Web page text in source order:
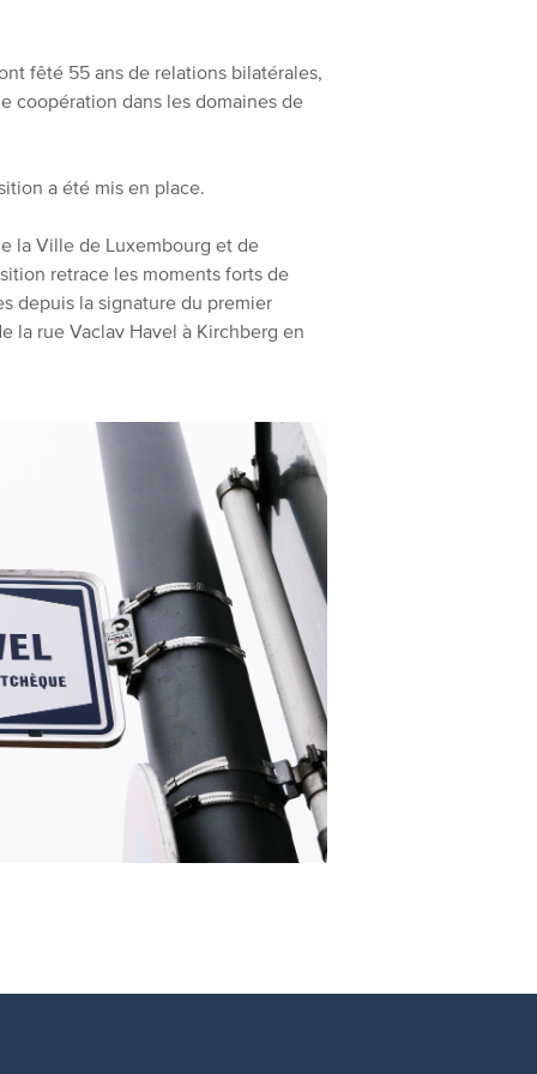
fêté 55 ans de relations bilatérales,
coopération dans les domaines de
a été mis en place.
la Ville de Luxembourg et de
retrace les moments forts de
depuis la signature du premier
la rue Vaclav Havel à Kirchberg en